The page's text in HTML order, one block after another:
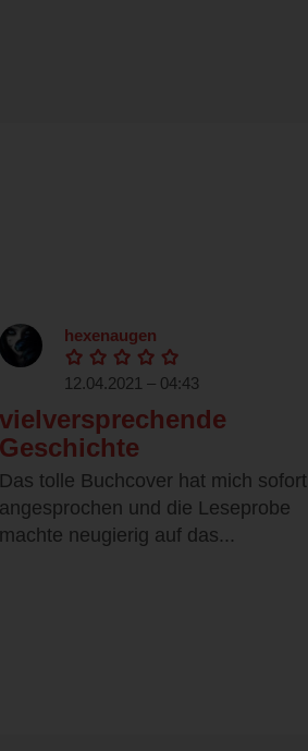
hexenaugen
12.04.2021 – 04:43
vielversprechende
Geschichte
Das tolle Buchcover hat mich sofort
angesprochen und die Leseprobe
machte neugierig auf das...